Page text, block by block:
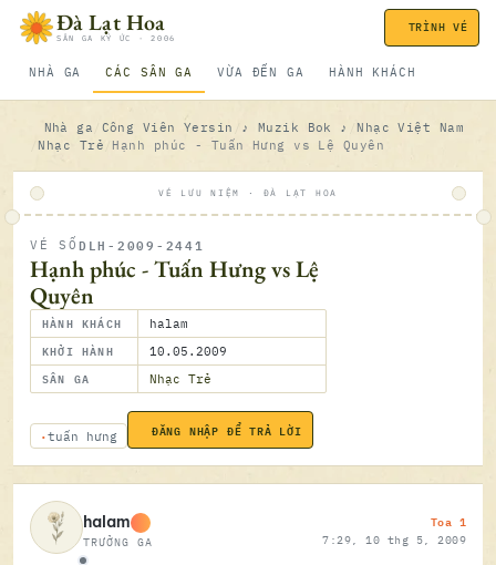
Bỏ qua nội dungĐà Lạt Hoa
SÂN GA KÝ ỨC · 2006
NHÀ GA CÁC SÂN GA VỪA ĐẾN GA HÀNH KHÁCH
TRÌNH VÉ
Nhà ga Công Viên Yersin ♪ Muzik Bok ♪
Nhạc Việt Nam
Nhạc Trẻ
Hạnh phúc - Tuấn Hưng vs Lệ Quyên
VÉ LƯU NIỆM · ĐÀ LẠT HOA
VÉ SỐ DLH-2009-2441
Hạnh phúc - Tuấn Hưng vs Lệ
Quyên
HÀNH KHÁCH halam
KHỞI HÀNH 10.05.2009
SÂN GA Nhạc Trẻ
tuấn hưng ĐĂNG NHẬP ĐỂ TRẢ LỜI
halam
TRƯỞNG GA
Toa 1
7:29, 10 thg 5, 2009